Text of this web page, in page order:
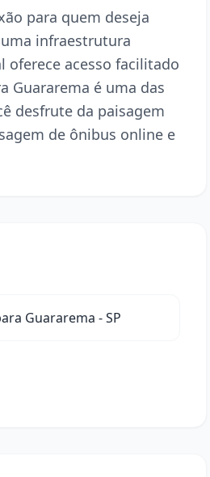
para quem deseja
infraestrutura
oferece acesso facilitado
Guararema é uma das
desfrute da paisagem
de ônibus online e
Guararema - SP